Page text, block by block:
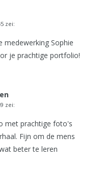
zei:
medewerking Sophie
je prachtige portfolio!
zei:
met prachtige foto's
Fijn om de mens
beter te leren